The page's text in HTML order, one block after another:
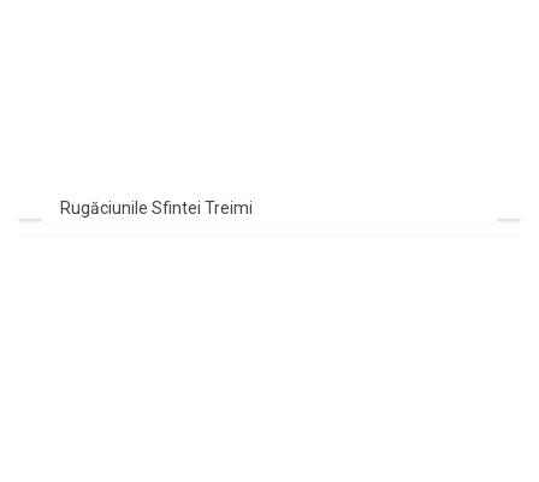
Rugăciunile Sfintei Treimi